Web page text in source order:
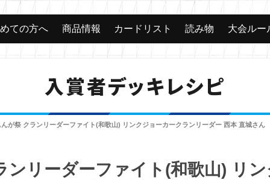
ての方へ 商品情報 カードリスト 読み物 大会ルー
入賞者デッキレシピ
が祭 クランリーダーファイト(和歌山) リンクジョーカークランリーダー 西本 直城さん
ンリーダーファイト(和歌山) リ